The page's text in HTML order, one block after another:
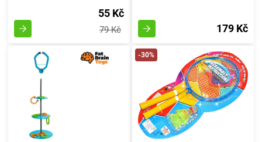
55 Kč
79 Kč 179 Kč
-30%